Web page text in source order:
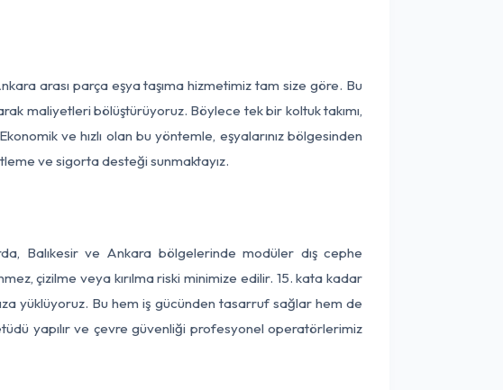
arası parça eşya taşıma hizmetimiz tam size göre. Bu
maliyetleri bölüştürüyoruz. Böylece tek bir koltuk takımı,
ve hızlı olan bu yöntemle, eşyalarınız bölgesinden
ve sigorta desteği sunmaktayız.
Balıkesir ve Ankara bölgelerinde modüler dış cephe
çizilme veya kırılma riski minimize edilir. 15. kata kadar
yüklüyoruz. Bu hem iş gücünden tasarruf sağlar hem de
yapılır ve çevre güvenliği profesyonel operatörlerimiz